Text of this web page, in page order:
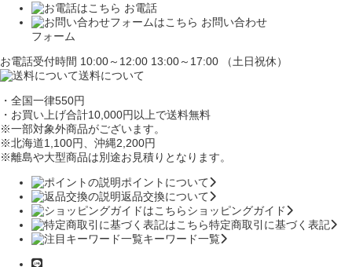
お電話
お問い合わせ
フォーム
お電話受付時間 10:00～12:00 13:00～17:00 （土日祝休）
送料について
・全国一律550円
・お買い上げ合計10,000円 以上で送料無料
※一部対象外商品がございます。
※北海道1,100円
、沖縄2,200円
※離島や大型商品は別途お見積りとなります。
ポイントについて
返品交換について
ショッピングガイド
特定商取引に基づく表記
キーワード一覧